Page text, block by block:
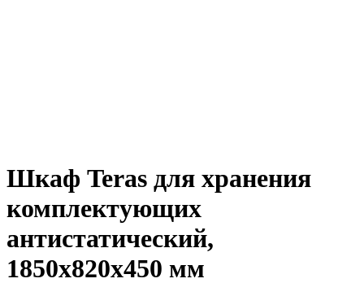
Шкаф Teras для хранения
комплектующих
антистатический,
1850x820x450 мм